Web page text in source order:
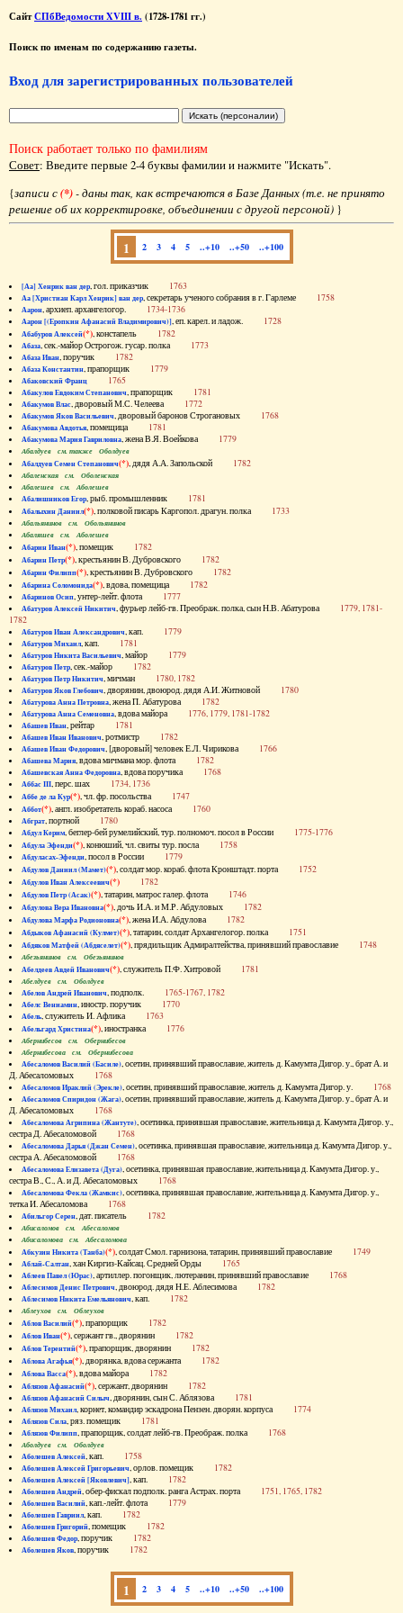
СайтСПбВедомости XVIII в. (1728-1781 гг.)
Поиск по именам по содержанию газеты.
Вход для зарегистрированных пользователей
Поиск работает только по фамилиям
Совет: Введите первые 2-4 буквы фамилии и нажмите "Искать".
{записи с(*)- даны так, как встречаются в Базе Данных (т.е. не принято
решение об их корректировке, объединении с другой персоной) }
1 2 3 4 5 ..+10 ..+50 ..+100
[Аа] Хенрик ван дер, гол. приказчик 1763
Аа [Христиан Карл Хенрик] ван дер, секретарь ученого собрания в г. Гарлеме 1758
Аарон, архиеп. архангелогор. 1734-1736
Аарон [(Еропкин Афанасий Владимирович)], еп. карел. и ладож. 1728
Абабуров Алексей(*), констапель 1782
Абаза, сек.-майор Острогож. гусар. полка 1773
Абаза Иван, поручик 1782
Абаза Константин, прапорщик 1779
Абаковский Франц 1765
Абакулов Евдоким Степанович, прапорщик 1781
Абакумов Влас, дворовый М.С. Челеева 1772
Абакумов Яков Васильевич, дворовый баронов Строгановых 1768
Абакумова Авдотья, помещица 1781
Абакумова Мария Гавриловна, жена В.Я. Воейкова 1779
Абалдуев см. также Оболдуев
Абалдуев Семен Степанович(*), дядя А.А. Запольской 1782
Абаленская см. Оболенская
Абалешев см. Аболешев
Абалишников Егор, рыб. промышленник 1781
Абалыхин Даниил(*), полковой писарь Каргопол. драгун. полка 1733
Абальянинов см. Обольянинов
Абаляшев см. Аболешев
Абарин Иван(*), помещик 1782
Абарин Петр(*), крестьянин В. Дубровского 1782
Абарин Филипп(*), крестьянин В. Дубровского 1782
Абарина Соломонида(*), вдова, помещица 1782
Абаринов Осип, унтер-лейт. флота 1777
Абатуров Алексей Никитич, фурьер лейб-гв. Преображ. полка, сын Н.В. Абатурова 1779, 1781-
1782
Абатуров Иван Александрович, кап. 1779
Абатуров Михаил, кап. 1781
Абатуров Никита Васильевич, майор 1779
Абатуров Петр, сек.-майор 1782
Абатуров Петр Никитич, мичман 1780, 1782
Абатуров Яков Глебович, дворянин, двоюрод. дядя А.И. Житновой 1780
Абатурова Анна Петровна, жена П. Абатурова 1782
Абатурова Анна Семеновна, вдова майора 1776, 1779, 1781-1782
Абашев Иван, рейтар 1781
Абашев Иван Иванович, ротмистр 1782
Абашев Иван Федорович, [дворовый] человек Е.Л. Чирикова 1766
Абашева Мария, вдова мичмана мор. флота 1782
Абашевская Анна Федоровна, вдова поручика 1768
Аббас III, перс. шах 1734, 1736
Аббе де ла Кур(*), чл. фр. посольства 1747
Аббот(*), англ. изобретатель кораб. насоса 1760
Абграт, портной 1780
Абдул Керим, беглер-бей румелийский, тур. полномоч. посол в России 1775-1776
Абдула Эфенди(*), конюший, чл. свиты тур. посла 1758
Абдуласах-Эфенди, посол в России 1779
Абдулов Даниил (Мамет)(*), солдат мор. кораб. флота Кронштадт. порта 1752
Абдулов Иван Алексеевич(*) 1782
Абдулов Петр (Асак)(*), татарин, матрос галер. флота 1746
Абдулова Вера Ивановна(*), дочь И.А. и М.Р. Абдуловых 1782
Абдулова Марфа Родионовна(*), жена И.А. Абдулова 1782
Абдыков Афанасий (Кулмет)(*), татарин, солдат Архангелогор. полка 1751
Абдяков Матфей (Абдяселет)(*), прядильщик Адмиралтейства, принявший православие 1748
Абезьянинов см. Обезьянинов
Абелдеев Авдей Иванович(*), служитель П.Ф. Хитровой 1781
Абелдуев см. Оболдуев
Абелов Андрей Иванович, подполк. 1765-1767, 1782
Абелс Вениамин, иностр. поручик 1770
Абель, служитель И. Афлика 1763
Абельгард Христина(*), иностранка 1776
Абернибесов см. Обернибесов
Абернибесова см. Обернибесова
Абесаломов Василий (Басиле), осетин, принявший православие, житель д. Камумта Дигор. у., брат А. и
Д. Абесаломовых 1768
Абесаломов Ираклий (Эрекле), осетин, принявший православие, житель д. Камумта Дигор. у. 1768
Абесаломов Спиридон (Жага), осетин, принявший православие, житель д. Камумта Дигор. у., брат А. и
Д. Абесаломовых 1768
Абесаломова Агрипина (Жантуте), осетинка, принявшая православие, жительница д. Камумта Дигор. у.,
сестра Д. Абесаломовой 1768
Абесаломова Дарья (Джан Семен), осетинка, принявшая православие, жительница д. Камумта Дигор. у.,
сестра А. Абесаломовой 1768
Абесаломова Елизавета (Дуга), осетинка, принявшая православие, жительница д. Камумта Дигор. у.,
сестра В., С., А. и Д. Абесаломовых 1768
Абесаломова Фекла (Жамкис), осетинка, принявшая православие, жительница д. Камумта Дигор. у.,
тетка И. Абесаломова 1768
Абильгор Серен, дат. писатель 1782
Абисаломов см. Абесаломов
Абисаломова см. Абесаломова
Абкузин Никита (Танба)(*), солдат Смол. гарнизона, татарин, принявший православие 1749
Аблай-Салтан, хан Киргиз-Кайсац. Средней Орды 1765
Аблеев Павел (Юрас), артиллер. погонщик, лютеранин, принявший православие 1768
Аблесимов Денис Петрович, двоюрод. дядя Н.Е. Аблесимова 1782
Аблесимов Никита Емельянович, кап. 1782
Аблеухов см. Облеухов
Аблов Василий(*), прапорщик 1782
Аблов Иван(*), сержант гв., дворянин 1782
Аблов Терентий(*), прапорщик, дворянин 1782
Аблова Агафья(*), дворянка, вдова сержанта 1782
Аблова Васса(*), вдова майора 1782
Аблязов Афанасий(*), сержант, дворянин 1782
Аблязов Афанасий Силыч, дворянин, сын С. Аблязова 1781
Аблязов Михаил, корнет, командир эскадрона Пензен. дворян. корпуса 1774
Аблязов Сила, ряз. помещик 1781
Аблязов Филипп, прапорщик, солдат лейб-гв. Преображ. полка 1768
Аболдуев см. Оболдуев
Аболешев Алексей, кап. 1758
Аболешев Алексей Григорьевич, орлов. помещик 1782
Аболешев Алексей [Яковлевич], кап. 1782
Аболешев Андрей, обер-фискал подполк. ранга Астрах. порта 1751, 1765, 1782
Аболешев Василий, кап.-лейт. флота 1779
Аболешев Гавриил, кап. 1782
Аболешев Григорий, помещик 1782
Аболешев Федор, поручик 1782
Аболешев Яков, поручик 1782
1 2 3 4 5 ..+10 ..+50 ..+100